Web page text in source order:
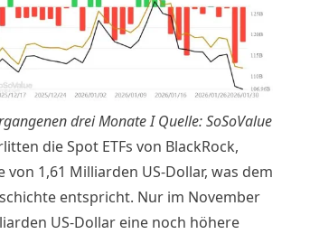
drei Monate I Quelle:SoSoValue
die Spot ETFs von BlackRock,
1,61 Milliarden US-Dollar, was dem
entspricht. Nur im November
US-Dollar eine noch höhere